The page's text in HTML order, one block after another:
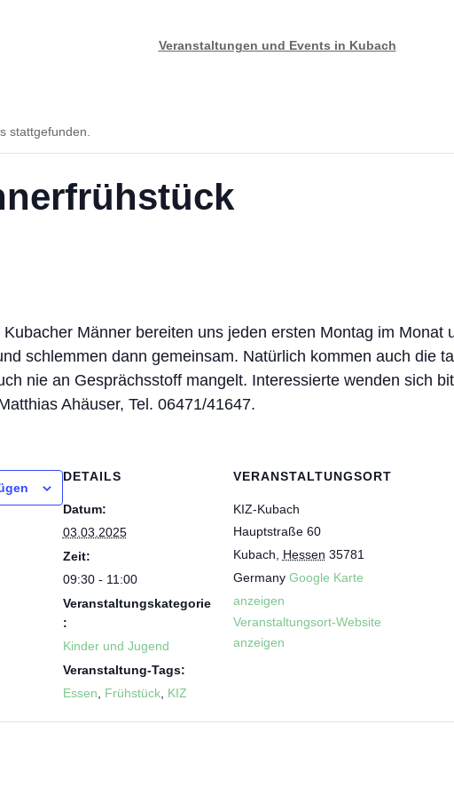
Veranstaltungen und Events in Kubach
stattgefunden.
Männer bereiten uns jeden ersten Montag im Monat
schlemmen dann gemeinsam. Natürlich kommen auch die
nie an Gesprächsstoff mangelt. Interessierte wenden sich
Ahäuser, Tel. 06471/41647.
DETAILS
Datum:
03.03.2025
Zeit:
09:30 - 11:00
Veranstaltungskategorie
:
Kinder und Jugend
Veranstaltung-Tags:
Essen
Frühstück, KIZ
VERANSTALTUNGSORT
KIZ-Kubach
Hauptstraße 60
Kubach
Hessen 35781
Germany Google Karte
anzeigen
Veranstaltungsort-Website
anzeigen